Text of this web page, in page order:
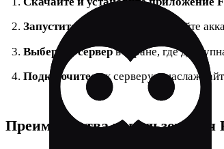
Запустите приложение
и создайте
Выберите серверв стране, где
Подключитеськ серверу и
Преимущества использования